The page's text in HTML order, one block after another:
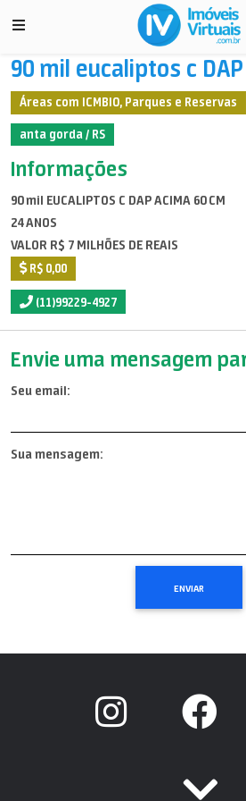
90 mil eucaliptos c DAP
Áreas com ICMBIO, Parques e Reservas
anta gorda / RS
Informações
90 mil EUCALIPTOS C DAP ACIMA 60 CM
24 ANOS
VALOR R$ 7 MILHÕES DE REAIS
R$ 0,00
(11)99229-4927
Envie uma mensagem
Seu email:
Sua mensagem: